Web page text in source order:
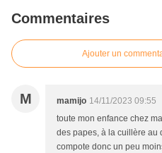
Commentaires
Ajouter un
M mamijo 14/11/2023 09:55
toute mon enfance chez
des papes, à la cuillère au
compote donc un peu